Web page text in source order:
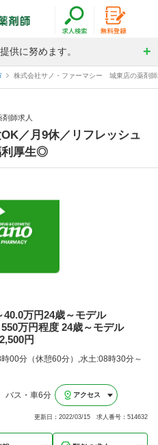
供に努めます。
株式会社サノ・ファーマシー 城東店の薬剤
師求人
／月9休／リフレッシュ
利厚生◎
40.0万円24歳～モデル
550万円程度 24歳～モデル
円
00分（休憩60分）,水土:08時30分～
バス・車6分 アクセス
更新日：2022/03/15 求人番号：514632